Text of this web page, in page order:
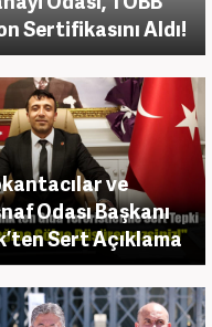
Sertifikasını Aldı!
ve
Odası Başkanı
Sert Açıklama